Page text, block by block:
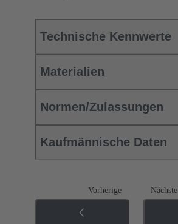
Technische Kennwerte
Materialien
Normen/Zulassungen
Kaufmännische Daten
Vorherige Nächste